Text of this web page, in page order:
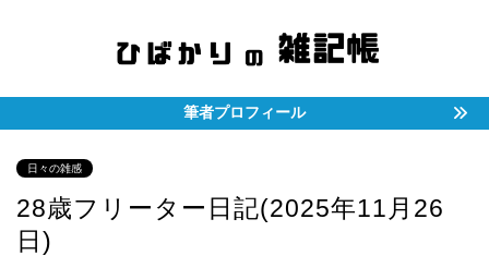
筆者プロフィール
日々の雑感
28歳フリーター日記(2025年11月26
日)